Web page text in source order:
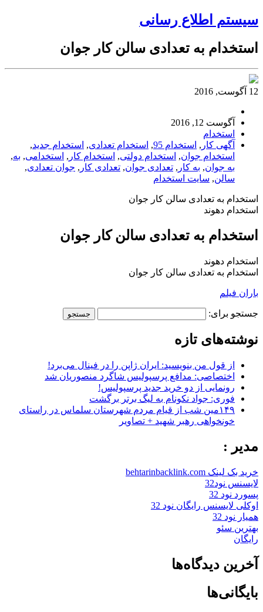
سیستم اطلاع رسانی
استخدام به تعدادی سالن کار جوان
12 آگوست, 2016
آگوست 12, 2016
استخدام
آگهی کار , استخدام 95 , استخدام تعدادی, استخدام جدید,
استخدام جوان, استخدام دولتی, استخدام کار , استخدامی, به,
به جوان, به کار , تعدادی جوان, تعدادی کار , جوان تعدادی,
سالن, سایت استخدام
استخدام به تعدادی سالن کار جوان
استخدام دهوند
استخدام به تعدادی سالن کار جوان
استخدام دهوند
استخدام به تعدادی سالن کار جوان
باران فیلم
جستجو برای:
نوشته‌های تازه
از قول من بنویسید: ایران ژاپن را در فینال می‌برد!
اختصاصی: مدافع پرسپولیس شاگرد منصوریان شد
رونمایی از دو خرید جدید پرسپولیس!
فوری: جواد نکونام به لیگ برتر برگشت
۱۴۹مین شب از قیام مردم شهرستان سلماس در راستای
خونخواهی رهبر شهید + تصاویر
مدیر :
خرید بک لینک behtarinbacklink.com
لایسنس نود32
پسورد نود 32
اوکلی لایسنس رایگان نود 32
همیار نود 32
بهترین سئو
رایگان
آخرین دیدگاه‌ها
بایگانی‌ها